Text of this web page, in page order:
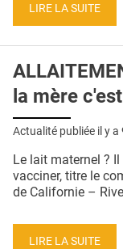
LIRE LA SUITE
la mère
Actualité publiée il y a
Le lait maternel ?
vacciner, titre le
de Californie –
LIRE LA SUITE